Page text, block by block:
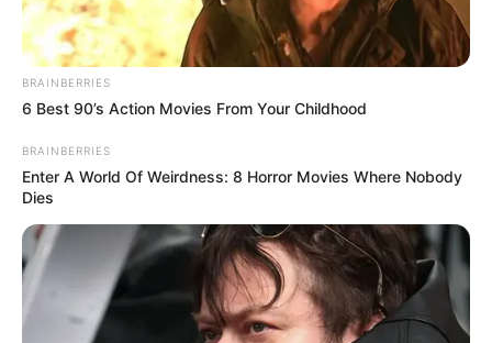
BRAINBERRIES
6 Best 90’s Action Movies From Your Childhood
BRAINBERRIES
Enter A World Of Weirdness: 8 Horror Movies Where Nobody
Dies